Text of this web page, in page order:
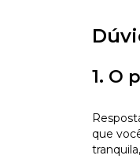
1. O
que